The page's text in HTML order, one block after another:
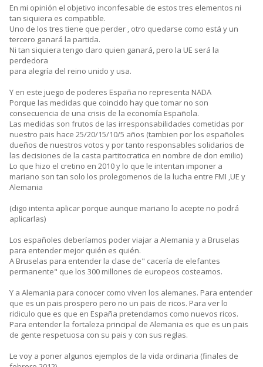
En mi opinión el objetivo inconfesable de estos tres elementos ni
tan siquiera es compatible.
Uno de los tres tiene que perder , otro quedarse como está y un
tercero ganará la partida.
Ni tan siquiera tengo claro quien ganará, pero la UE será la
perdedora
para alegría del reino unido y usa.
Y en este juego de poderes España no representa NADA
Porque las medidas que coincido hay que tomar no son
consecuencia de una crisis de la economía Española.
Las medidas son frutos de las irresponsabilidades cometidas por
nuestro pais hace 25/20/15/10/5 años (tambien por los españoles
dueños de nuestros votos y por tanto responsables solidarios de
las decisiones de la casta partitocratica en nombre de don emilio)
Lo que hizo el cretino en 2010 y lo que le intentan imponer a
mariano son tan solo los prolegomenos de la lucha entre FMI ,UE y
Alemania
(digo intenta aplicar porque aunque mariano lo acepte no podrá
aplicarlas)
Los españoles deberíamos poder viajar a Alemania y a Bruselas
para entender mejor quién es quién.
A Bruselas para entender la clase de" cacería de elefantes
permanente" que los 300 millones de europeos costeamos.
Y a Alemania para conocer como viven los alemanes. Para entender
que es un pais prospero pero no un pais de ricos. Para ver lo
ridiculo que es que en España pretendamos como nuevos ricos.
Para entender la fortaleza principal de Alemania es que es un pais
de gente respetuosa con su pais y con sus reglas.
Le voy a poner algunos ejemplos de la vida ordinaria (finales de